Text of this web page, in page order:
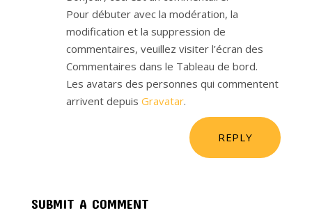
Pour débuter avec la modération, la
modification et la suppression de
commentaires, veuillez visiter l’écran des
Commentaires dans le Tableau de bord.
Les avatars des personnes qui commentent
arrivent depuis Gravatar.
REPLY
SUBMIT A COMMENT